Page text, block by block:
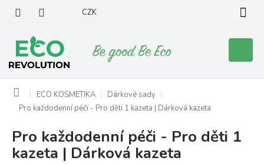
obsah
CZK
košík
Domů ECO KOSMETIKA
Dárkové sady
Pro každodenní péči - Pro děti 1 kazeta | Dárková kazeta
Pro každodenní péči - Pro děti 1
kazeta | Dárková kazeta